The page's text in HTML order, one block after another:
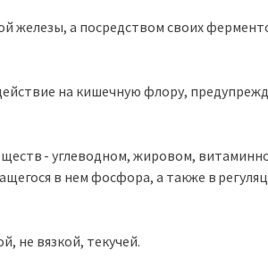
железы, а посредством своих
на кишечную флору,
- углеводном, жировом,
в нем фосфора, а также в
не вязкой, текучей.